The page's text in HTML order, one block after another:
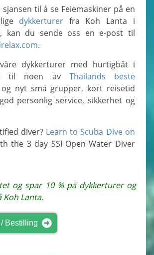
dykkerturer fra Koh Lanta i
kan du sende oss en e-post til
.
til noen av Thailands beste
nyt små grupper, kort reisetid
personlig service, sikkerhet og
diver? Learn to Scuba Dive on
the 3 day SSI Open Water Diver
Koh Lanta.
Bestilling